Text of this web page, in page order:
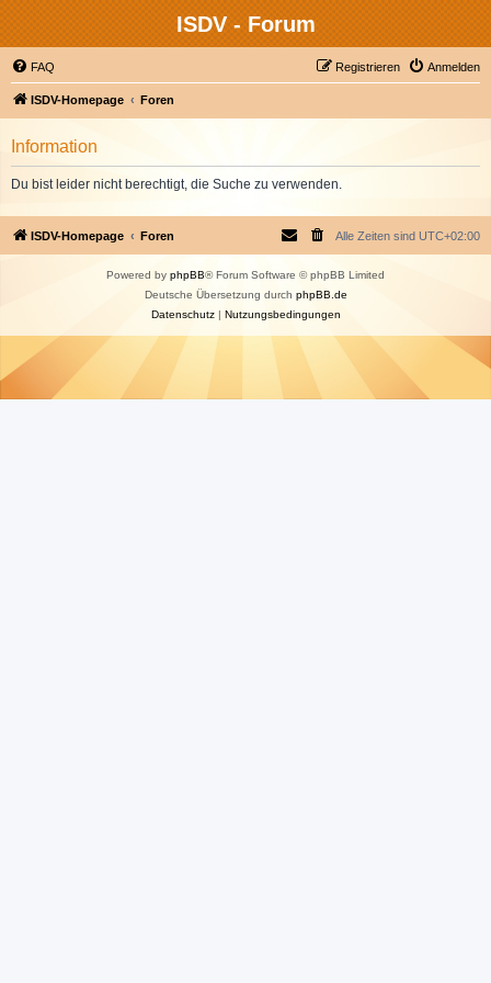
ISDV - Forum
FAQ Anmelden
Registrieren
ISDV-Homepage Foren
Information
Du bist leider nicht berechtigt, die Suche zu verwenden.
ISDV-Homepage Foren Alle Zeiten sind UTC+02:00
Powered by phpBB® Forum Software © phpBB Limited
Deutsche Übersetzung durch phpBB.de
Datenschutz| Nutzungsbedingungen